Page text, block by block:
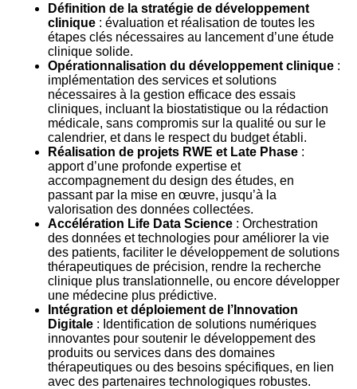
Définition de la stratégie de développement
clinique : évaluation et réalisation de toutes les
étapes clés nécessaires au lancement d’une étude
clinique solide.
Opérationnalisation du développement clinique :
implémentation des services et solutions
nécessaires à la gestion efficace des essais
cliniques, incluant la biostatistique ou la rédaction
médicale, sans compromis sur la qualité ou sur le
calendrier, et dans le respect du budget établi.
Réalisation de projets RWE et Late Phase :
apport d’une profonde expertise et
accompagnement du design des études, en
passant par la mise en œuvre, jusqu’à la
valorisation des données collectées.
Accélération Life Data Science : Orchestration
des données et technologies pour améliorer la vie
des patients, faciliter le développement de solutions
thérapeutiques de précision, rendre la recherche
clinique plus translationnelle, ou encore développer
une médecine plus prédictive.
Intégration et déploiement de l’Innovation
Digitale : Identification de solutions numériques
innovantes pour soutenir le développement des
produits ou services dans des domaines
thérapeutiques ou des besoins spécifiques, en lien
avec des partenaires technologiques robustes.